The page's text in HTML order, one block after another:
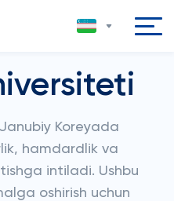
Koreyada
hamdardlik va
intiladi. Ushbu
oshirish uchun